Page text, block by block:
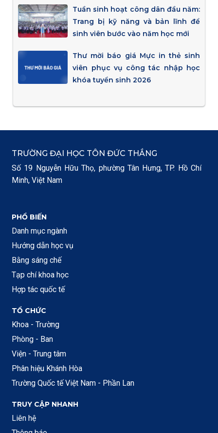
Tuần sinh hoạt công dân đầu năm:
Trang bị kỹ năng và bản lĩnh để
sinh viên bước vào năm học mới
Thư mời báo giá Mực in thẻ sinh
viên phục vụ công tác nhập học
khóa tuyển sinh 2026
TRƯỜNG ĐẠI HỌC TÔN ĐỨC THẮNG
Số 19 Nguyễn Hữu Thọ, phường Tân Hưng, TP. Hồ Chí
Minh, Việt Nam
PHỔ BIẾN
Danh mục ngành
Hướng dẫn học vụ
Bằng sáng chế
Tạp chí khoa học
Hợp tác quốc tế
TỔ CHỨC
Khoa - Trường
Phòng - Ban
Viện - Trung tâm
Phân hiệu Khánh Hòa
Trường Quốc tế Việt Nam - Phần Lan
TRUY CẬP NHANH
Liên hệ